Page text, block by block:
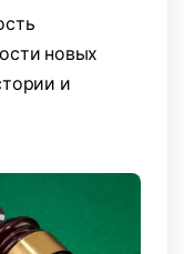
новых
и